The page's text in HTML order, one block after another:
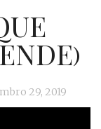
29, 2019